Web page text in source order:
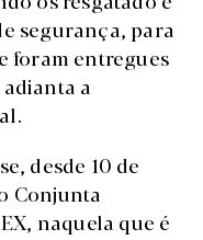
segurança, para
foram entregues
a
desde 10 de
Conjunta
naquela que é